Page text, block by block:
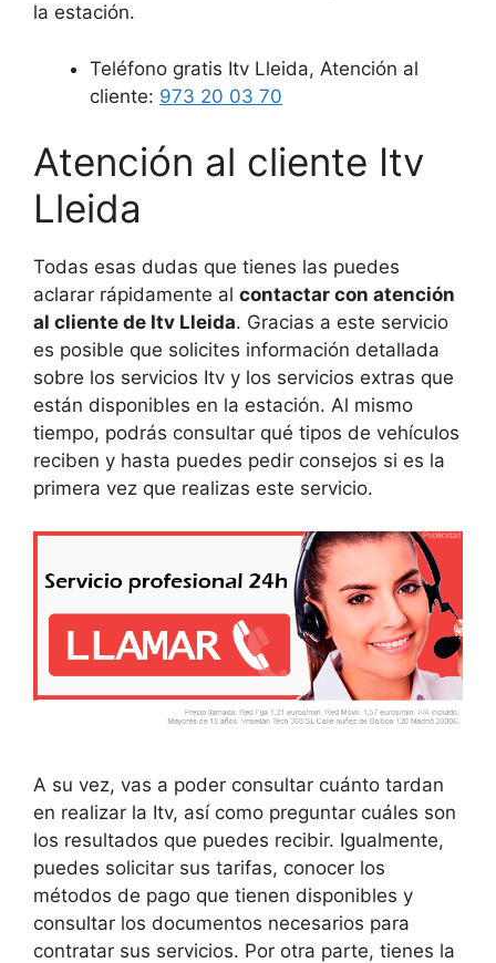
la estación.
Teléfono gratis Itv Lleida, Atención al
cliente: 973 20 03 70
Atención al cliente Itv
Lleida
Todas esas dudas que tienes las puedes
aclarar rápidamente al contactar con atención
al cliente de Itv Lleida. Gracias a este servicio
es posible que solicites información detallada
sobre los servicios Itv y los servicios extras que
están disponibles en la estación. Al mismo
tiempo, podrás consultar qué tipos de vehículos
reciben y hasta puedes pedir consejos si es la
primera vez que realizas este servicio.
A su vez, vas a poder consultar cuánto tardan
en realizar la Itv, así como preguntar cuáles son
los resultados que puedes recibir. Igualmente,
puedes solicitar sus tarifas, conocer los
métodos de pago que tienen disponibles y
consultar los documentos necesarios para
contratar sus servicios. Por otra parte, tienes la